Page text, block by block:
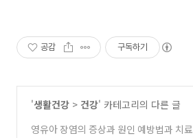
공감 구독하기
'생활건강 > 건강' 카테고리의 다른 글
영유아 장염의 증상과 원인 예방법과 치료